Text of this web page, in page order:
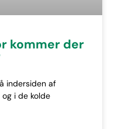
kommer der
indersiden af
i de kolde